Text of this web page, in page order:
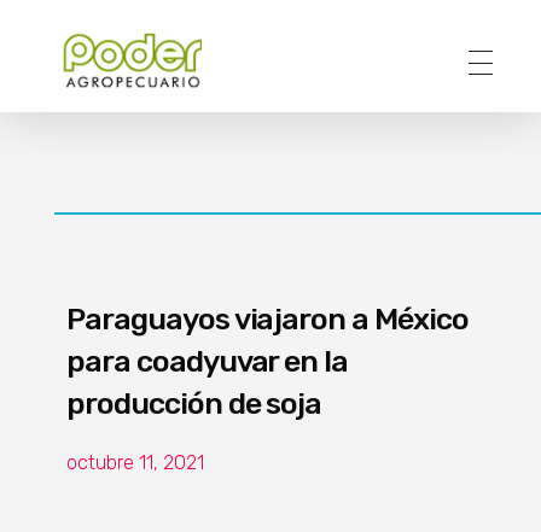
Paraguayos viajaron a México
para coadyuvar en la
producción de soja
octubre 11, 2021